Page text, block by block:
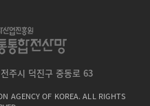
주시 덕진구 중동로 63
AGENCY OF KOREA. ALL RIGHTS